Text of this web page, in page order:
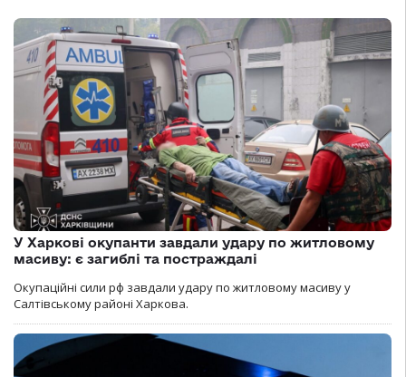
У Харкові окупанти завдали удару по житловому
масиву: є загиблі та постраждалі
Окупаційні сили рф завдали удару по житловому масиву у
Салтівському районі Харкова.